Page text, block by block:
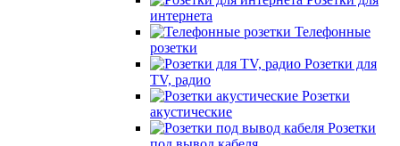
интернета
Телефонные
розетки
Розетки для
TV, радио
Розетки
акустические
Розетки